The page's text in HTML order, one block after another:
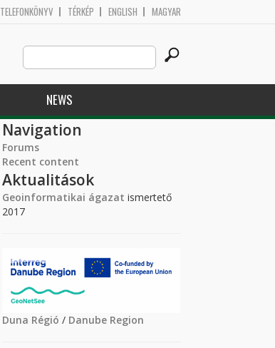
TELEFONKÖNYV TÉRKÉP ENGLISH MAGYAR
Search
this
site
NEWS
Navigation
Forums
Recent content
Aktualitások
Geoinformatikai ágazat ismertető
2017
Duna Régió / Danube Region